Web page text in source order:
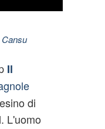
Il
di
L'uomo